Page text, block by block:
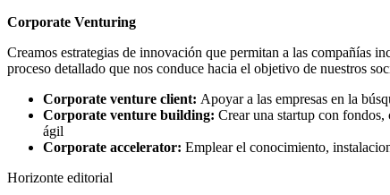
Corporate Venturing
Creamos estrategias de innovación que permitan a las compañías
proceso detallado que nos conduce hacia el objetivo de nuestros
Corporate venture client: Apoyar a las empresas en la
Corporate venture building: Crear una startup con fondos,
ágil
Corporate accelerator: Emplear el conocimiento,
Horizonte editorial